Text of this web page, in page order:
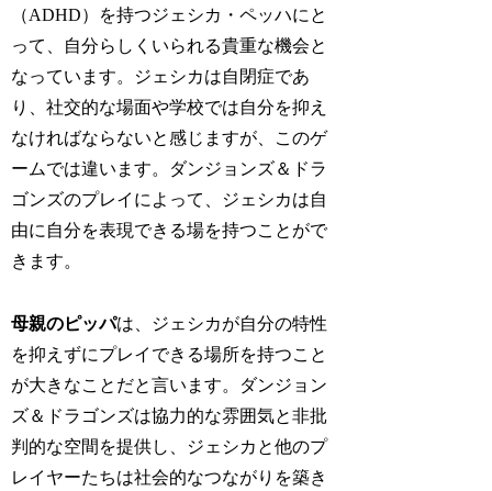
（ADHD）を持つジェシカ・ペッハにと
って、自分らしくいられる貴重な機会と
なっています。ジェシカは自閉症であ
り、社交的な場面や学校では自分を抑え
なければならないと感じますが、このゲ
ームでは違います。ダンジョンズ＆ドラ
ゴンズのプレイによって、ジェシカは自
由に自分を表現できる場を持つことがで
きます。
母親のピッパは、ジェシカが自分の特性
を抑えずにプレイできる場所を持つこと
が大きなことだと言います。ダンジョン
ズ＆ドラゴンズは協力的な雰囲気と非批
判的な空間を提供し、ジェシカと他のプ
レイヤーたちは社会的なつながりを築き